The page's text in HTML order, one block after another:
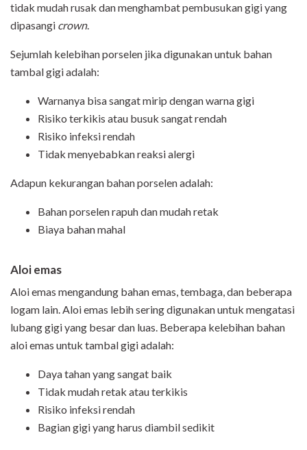
tidak mudah rusak dan menghambat pembusukan gigi yang
dipasangi crown.
Sejumlah kelebihan porselen jika digunakan untuk bahan
tambal gigi adalah:
Warnanya bisa sangat mirip dengan warna gigi
Risiko terkikis atau busuk sangat rendah
Risiko infeksi rendah
Tidak menyebabkan reaksi alergi
Adapun kekurangan bahan porselen adalah:
Bahan porselen rapuh dan mudah retak
Biaya bahan mahal
Aloi emas
Aloi emas mengandung bahan emas, tembaga, dan beberapa
logam lain. Aloi emas lebih sering digunakan untuk mengatasi
lubang gigi yang besar dan luas. Beberapa kelebihan bahan
aloi emas untuk tambal gigi adalah:
Daya tahan yang sangat baik
Tidak mudah retak atau terkikis
Risiko infeksi rendah
Bagian gigi yang harus diambil sedikit